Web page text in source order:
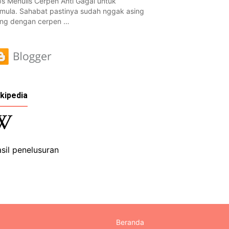
Sahabat pastinya sudah nggak asing
dengan cerpen …
penelusuran
Beranda